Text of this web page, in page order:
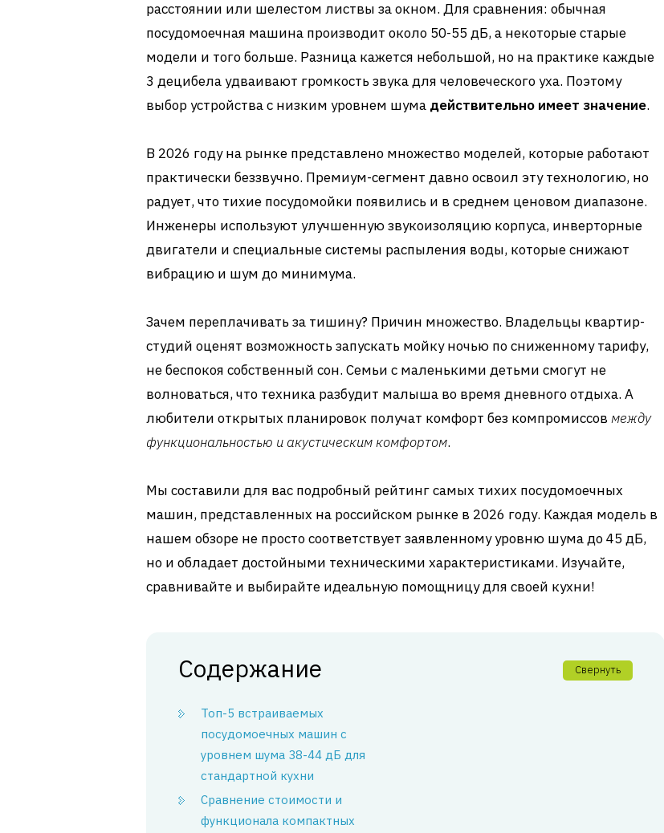
расстоянии или шелестом листвы за окном. Для сравнения: обычная
посудомоечная машина производит около 50-55 дБ, а некоторые старые
модели и того больше. Разница кажется небольшой, но на практике каждые
3 децибела удваивают громкость звука для человеческого уха. Поэтому
выбор устройства с низким уровнем шума действительно имеет значение.
В 2026 году на рынке представлено множество моделей, которые работают
практически беззвучно. Премиум-сегмент давно освоил эту технологию, но
радует, что тихие посудомойки появились и в среднем ценовом диапазоне.
Инженеры используют улучшенную звукоизоляцию корпуса, инверторные
двигатели и специальные системы распыления воды, которые снижают
вибрацию и шум до минимума.
Зачем переплачивать за тишину? Причин множество. Владельцы квартир-
студий оценят возможность запускать мойку ночью по сниженному тарифу,
не беспокоя собственный сон. Семьи с маленькими детьми смогут не
волноваться, что техника разбудит малыша во время дневного отдыха. А
любители открытых планировок получат комфорт без компромиссовмежду
функциональностью и акустическим комфортом.
Мы составили для вас подробный рейтинг самых тихих посудомоечных
машин, представленных на российском рынке в 2026 году. Каждая модель в
нашем обзоре не просто соответствует заявленному уровню шума до 45 дБ,
но и обладает достойными техническими характеристиками. Изучайте,
сравнивайте и выбирайте идеальную помощницу для своей кухни!
Содержание Свернуть
Топ-5 встраиваемых
посудомоечных машин с
уровнем шума 38-44 дБ для
стандартной кухни
Сравнение стоимости и
функционала компактных